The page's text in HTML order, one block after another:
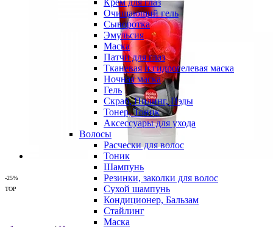
Крем для глаз
Очищающий гель
Сыворотка
Эмульсия
Маска
Патчи для глаз
Тканевая и гидрогелевая маска
Ночная маска
Гель
Скраб, Пилинг, Пэды
Тонер, Тоник
Аксессуары для ухода
Волосы
Расчески для волос
Тоник
Шампунь
Резинки, заколки для волос
Сухой шампунь
Кондиционер, Бальзам
Стайлинг
Маска
-25%
TOP